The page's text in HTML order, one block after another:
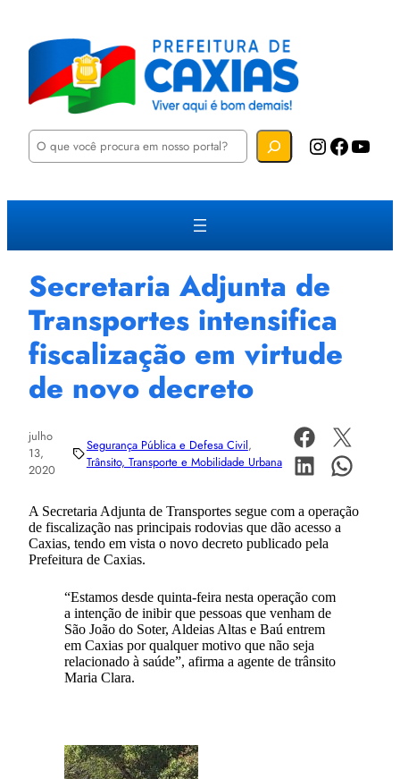
P
u
a
Instagram Facebook YouTube
Secretaria Adjunta de
Transportes intensifica
fiscalização em virtude
de novo decreto
julho
13,
2020
Segurança Pública e Defesa Civil
Trânsito, Transporte e Mobilidade Urbana
A Secretaria Adjunta de Transportes segue com a operação
de fiscalização nas principais rodovias que dão acesso a
Caxias, tendo em vista o novo decreto publicado pela
Prefeitura de Caxias.
“Estamos desde quinta-feira nesta operação com
a intenção de inibir que pessoas que venham de
São João do Soter, Aldeias Altas e Baú entrem
em Caxias por qualquer motivo que não seja
relacionado à saúde”, afirma a agente de trânsito
Maria Clara.